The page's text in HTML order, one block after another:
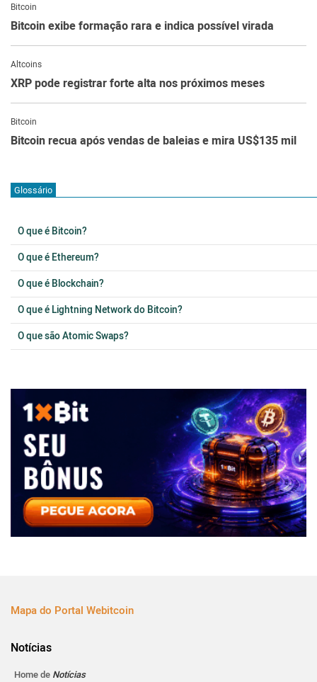
Bitcoin
Bitcoin exibe formação rara e indica possível virada
Altcoins
XRP pode registrar forte alta nos próximos meses
Bitcoin
Bitcoin recua após vendas de baleias e mira US$135 mil
Glossário
O que é Bitcoin?
O que é Ethereum?
O que é Blockchain?
O que é Lightning Network do Bitcoin?
O que são Atomic Swaps?
Mapa do Portal Webitcoin
Notícias
Home de Notícias